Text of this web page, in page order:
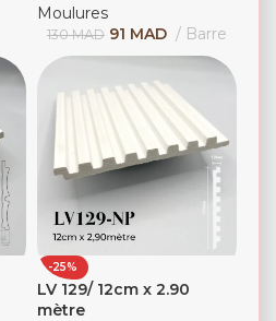
Moulures
130MAD 91 MAD Barre
-25%
LV 129/ 12cm x 2.90
mètre